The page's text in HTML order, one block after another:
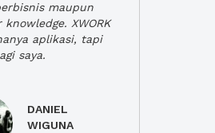
maupun
XWORK
aplikasi, tapi
saya.
DANIEL
WIGUNA